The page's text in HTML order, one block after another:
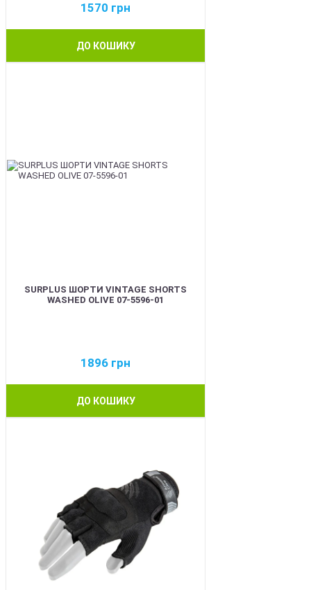
1570 грн
ДО КОШИКУ
SURPLUS ШОРТИ VINTAGE SHORTS
WASHED OLIVE 07-5596-01
1896 грн
ДО КОШИКУ